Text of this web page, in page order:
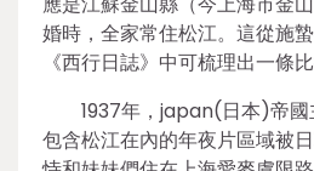
婚時，全家常住松江。這從施
《西行日誌》中可梳理出一條
1937年，japan(日本)帝國
包含松江在內的年夜片區域被